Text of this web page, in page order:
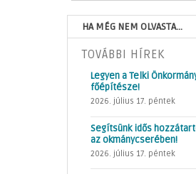
HA MÉG NEM OLVASTA...
TOVÁBBI HÍREK
Legyen a Telki
főépítésze!
2026. július 17. péntek
Segítsünk idős
az okmánycserében!
2026. július 17. péntek